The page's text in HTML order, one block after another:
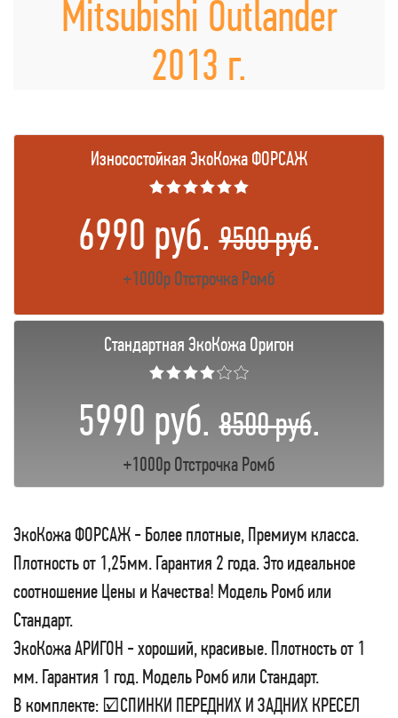
Mitsubishi Outlander
2013 г.
Износостойкая ЭкоКожа ФОРСАЖ
★★★★★★
6990 руб.9500 руб.
+1000р Отстрочка Ромб
Стандартная ЭкоКожа Оригон
★★★★☆☆
5990 руб.8500 руб.
+1000р Отстрочка Ромб
ЭкоКожа ФОРСАЖ - Более плотные, Премиум класса.
Плотность от 1,25мм. Гарантия 2 года. Это идеальное
соотношение Цены и Качества! Модель Ромб или
Стандарт.
ЭкоКожа АРИГОН - хороший, красивые. Плотность от 1
мм. Гарантия 1 год. Модель Ромб или Стандарт.
В комплекте: ☑СПИНКИ ПЕРЕДНИХ И ЗАДНИХ КРЕСЕЛ